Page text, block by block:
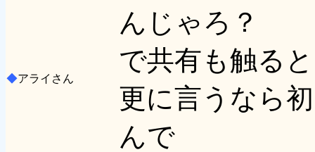
◆アライさん
んじゃろ？
で共有も触る
更に言うなら
んで